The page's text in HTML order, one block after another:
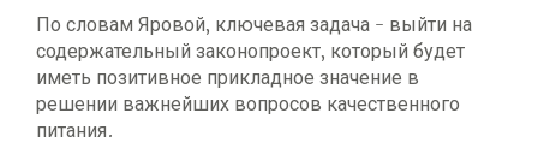
По словам Яровой, ключевая задача - выйти на
содержательный законопроект, который будет
иметь позитивное прикладное значение в
решении важнейших вопросов качественного
питания.